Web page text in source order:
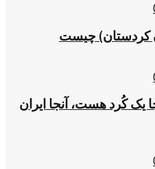
چیست
کُرد هست، آنجا ایران